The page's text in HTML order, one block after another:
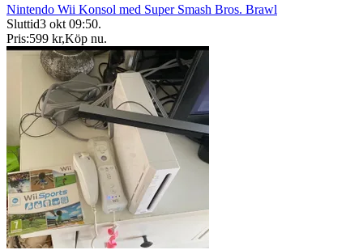
Nintendo Wii Konsol med Super Smash Bros. Brawl
Sluttid3 okt 09:50.
Pris:599 kr,Köp nu.